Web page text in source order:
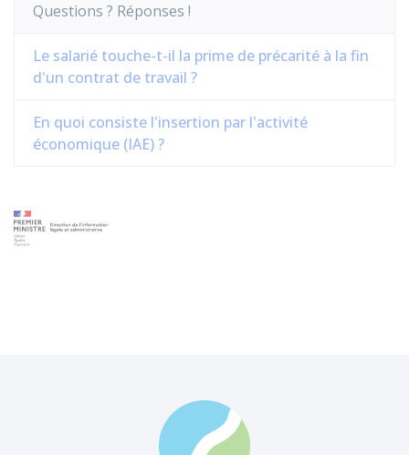
Questions ? Réponses !
Le salarié touche-t-il la prime de précarité à la fin
d'un contrat de travail ?
En quoi consiste l'insertion par l'activité
économique (IAE) ?